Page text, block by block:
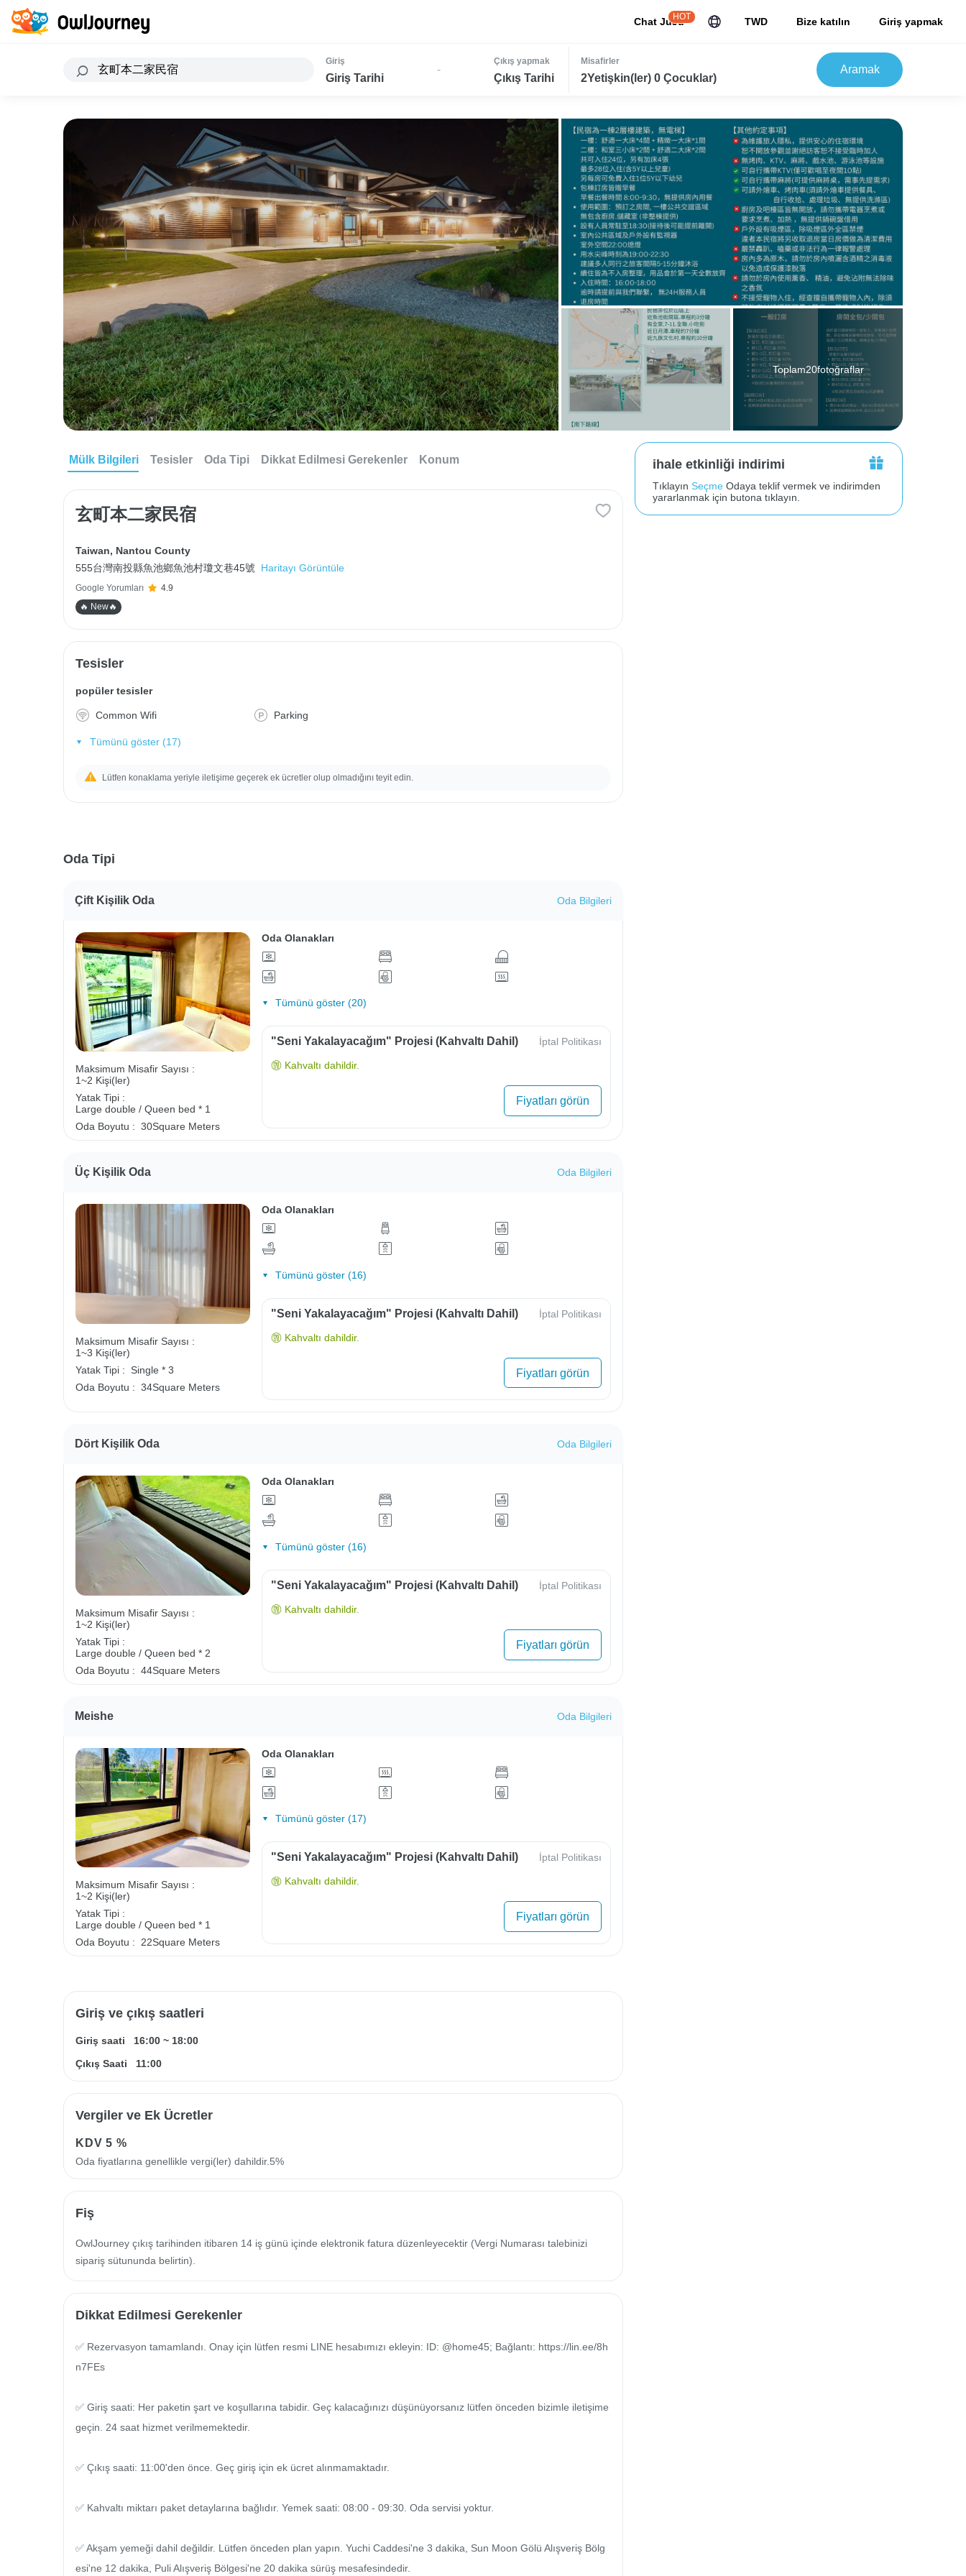
Chat JuJu
HOT TWD Bize katılın Giriş yapmak
Giriş
Giriş Tarihi
-
Çıkış yapmak
Çıkış Tarihi
Misafirler
2Yetişkin(ler) 0 Çocuklar)
Aramak
Toplam20fotoğraflar
Mülk Bilgileri Tesisler Oda Tipi Dikkat Edilmesi Gerekenler Konum
玄町本二家民宿
Taiwan, Nantou County
555台灣南投縣魚池鄉魚池村瓊文巷45號
Haritayı Görüntüle
Google Yorumları
4.9
🔥 New🔥
Tesisler
popüler tesisler
Common Wifi Parking
Tümünü göster (17)
Lütfen konaklama yeriyle iletişime geçerek ek ücretler olup olmadığını teyit edin.
Oda Tipi
Çift Kişilik Oda Oda Bilgileri
Maksimum Misafir Sayısı :
1~2 Kişi(ler)
Yatak Tipi :
Large double / Queen bed * 1
Oda Boyutu : 30Square Meters
Oda Olanakları
Tümünü göster (20)
"Seni Yakalayacağım" Projesi (Kahvaltı Dahil) İptal Politikası
Kahvaltı dahildir.
Fiyatları görün
Üç Kişilik Oda Oda Bilgileri
Maksimum Misafir Sayısı :
1~3 Kişi(ler)
Yatak Tipi :
Single * 3
Oda Boyutu : 34Square Meters
Oda Olanakları
Tümünü göster (16)
"Seni Yakalayacağım" Projesi (Kahvaltı Dahil) İptal Politikası
Kahvaltı dahildir.
Fiyatları görün
Dört Kişilik Oda Oda Bilgileri
Maksimum Misafir Sayısı :
1~2 Kişi(ler)
Yatak Tipi :
Large double / Queen bed * 2
Oda Boyutu : 44Square Meters
Oda Olanakları
Tümünü göster (16)
"Seni Yakalayacağım" Projesi (Kahvaltı Dahil) İptal Politikası
Kahvaltı dahildir.
Fiyatları görün
Meishe Oda Bilgileri
Maksimum Misafir Sayısı :
1~2 Kişi(ler)
Yatak Tipi :
Large double / Queen bed * 1
Oda Boyutu : 22Square Meters
Oda Olanakları
Tümünü göster (17)
"Seni Yakalayacağım" Projesi (Kahvaltı Dahil) İptal Politikası
Kahvaltı dahildir.
Fiyatları görün
Giriş ve çıkış saatleri
Giriş saati 16:00 ~ 18:00
Çıkış Saati
11:00
Vergiler ve Ek Ücretler
KDV5 %
Oda fiyatlarına genellikle vergi(ler) dahildir.5%
Fiş
OwlJourney çıkış tarihinden itibaren 14 iş günü içinde elektronik fatura düzenleyecektir (Vergi Numarası talebinizi
sipariş sütununda belirtin).
Dikkat Edilmesi Gerekenler
✅ Rezervasyon tamamlandı. Onay için lütfen resmi LINE hesabımızı ekleyin: ID: @home45; Bağlantı: https://lin.ee/8h
n7FEs
✅ Giriş saati: Her paketin şart ve koşullarına tabidir. Geç kalacağınızı düşünüyorsanız lütfen önceden bizimle iletişime
geçin. 24 saat hizmet verilmemektedir.
✅ Çıkış saati: 11:00'den önce. Geç giriş için ek ücret alınmamaktadır.
✅ Kahvaltı miktarı paket detaylarına bağlıdır. Yemek saati: 08:00 - 09:30. Oda servisi yoktur.
✅ Akşam yemeği dahil değildir. Lütfen önceden plan yapın. Yuchi Caddesi'ne 3 dakika, Sun Moon Gölü Alışveriş Bölg
esi'ne 12 dakika, Puli Alışveriş Bölgesi'ne 20 dakika sürüş mesafesindedir.
ihale etkinliği indirimi
Tıklayın Seçme Odaya teklif vermek ve indirimden
yararlanmak için butona tıklayın.